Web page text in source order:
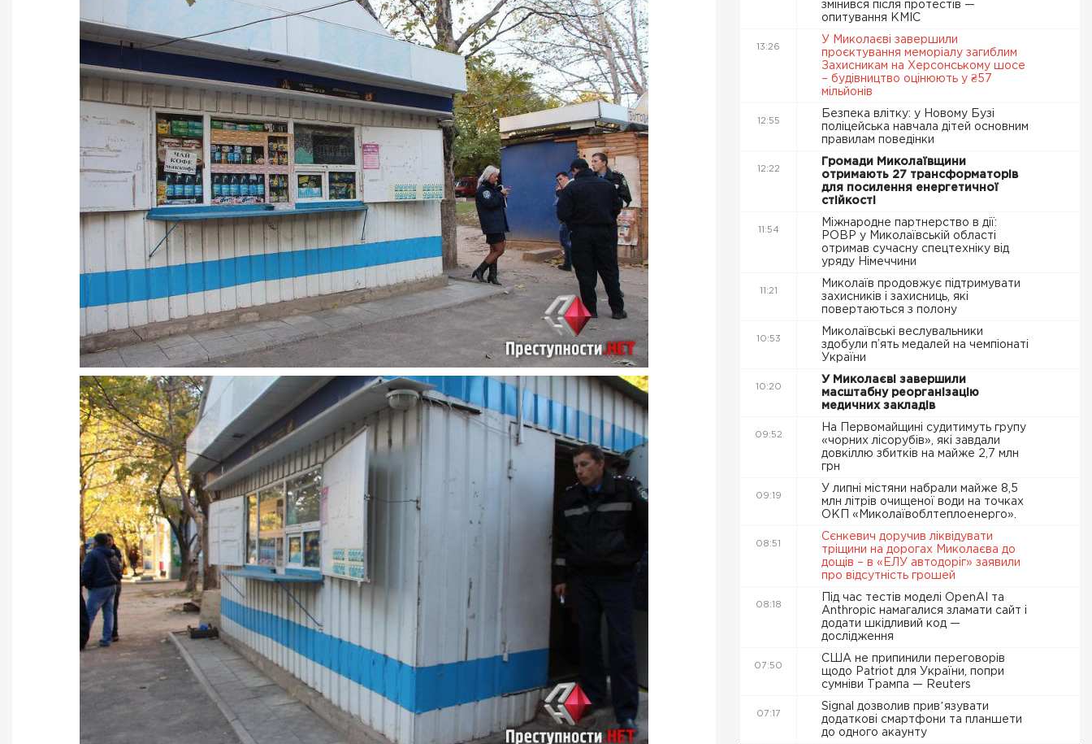
змінився після протестів —
опитування КМІС
13:26
У Миколаєві завершили
проєктування меморіалу загиблим
Захисникам на Херсонському шосе
– будівництво оцінюють у ₴57
мільйонів
12:55
Безпека влітку: у Новому Бузі
поліцейська навчала дітей основним
правилам поведінки
12:22
Громади Миколаївщини
отримають 27 трансформаторів
для посилення енергетичної
стійкості
11:54
Міжнародне партнерство в дії:
РОВР у Миколаївській області
отримав сучасну спецтехніку від
уряду Німеччини
11:21
Миколаїв продовжує підтримувати
захисників і захисниць, які
повертаються з полону
10:53
Миколаївські веслувальники
здобули п’ять медалей на чемпіонаті
України
10:20
У Миколаєві завершили
масштабну реорганізацію
медичних закладів
09:52
На Первомайщині судитимуть групу
«чорних лісорубів», які завдали
довкіллю збитків на майже 2,7 млн
грн
09:19
У липні містяни набрали майже 8,5
млн літрів очищеної води на точках
ОКП «Миколаївоблтеплоенерго».
08:51
Сєнкевич доручив ліквідувати
тріщини на дорогах Миколаєва до
дощів – в «ЕЛУ автодоріг» заявили
про відсутність грошей
08:18
Під час тестів моделі OpenAI та
Anthropic намагалися зламати сайт і
додати шкідливий код —
дослідження
07:50
США не припинили переговорів
щодо Patriot для України, попри
сумніви Трампа — Reuters
07:17
Signal дозволив привʼязувати
додаткові смартфони та планшети
до одного акаунту